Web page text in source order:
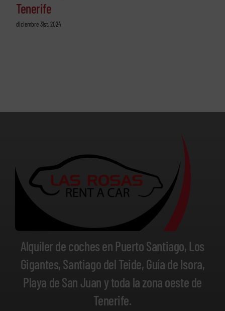
Tenerife
diciembre 31st, 2024
Alquiler de coches en Puerto Santiago, Los
Gigantes, Santiago del Teide, Guía de Isora,
Playa de San Juan y toda la zona oeste de
Tenerife.